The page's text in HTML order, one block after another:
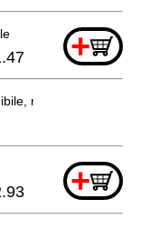
+
non ordinabile
+